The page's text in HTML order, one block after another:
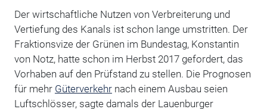
Der wirtschaftliche Nutzen von Verbreiterung und
Vertiefung des Kanals ist schon lange umstritten. Der
Fraktionsvize der Grünen im Bundestag, Konstantin
von Notz, hatte schon im Herbst 2017 gefordert, das
Vorhaben auf den Prüfstand zu stellen. Die Prognosen
für mehr Güterverkehrnach einem Ausbau seien
Luftschlösser, sagte damals der Lauenburger